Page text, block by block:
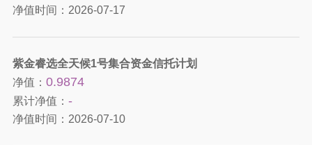
净值时间： 2026-07-17
紫金睿选全天候1号集合资金信托计划
净值： 0.9874
累计净值： -
净值时间： 2026-07-10